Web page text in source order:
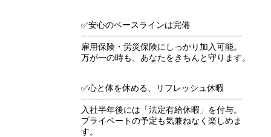
✅安心のベースラインは完備
┈┈┈┈┈┈┈┈┈┈┈┈┈┈┈┈┈┈┈
雇用保険・労災保険にしっかり加入可能。
万が一の時も、あなたをきちんと守ります。
✅心と体を休める、リフレッシュ休暇
┈┈┈┈┈┈┈┈┈┈┈┈┈┈┈┈┈┈┈
入社半年後には「法定有給休暇」を付与。
プライベートの予定も気兼ねなく楽しめま
す。